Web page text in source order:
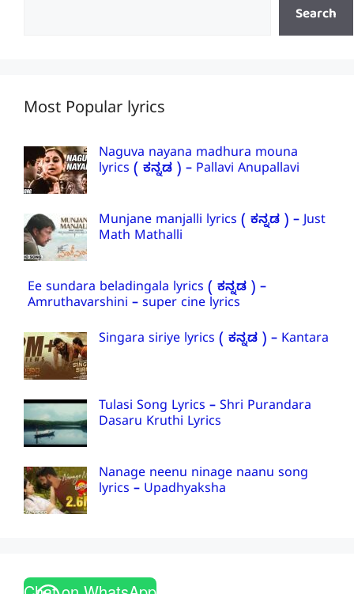
Search
Most Popular lyrics
Naguva nayana madhura mouna
lyrics ( ಕನ್ನಡ ) – Pallavi Anupallavi
Munjane manjalli lyrics ( ಕನ್ನಡ ) – Just
Math Mathalli
Ee sundara beladingala lyrics ( ಕನ್ನಡ ) –
Amruthavarshini – super cine lyrics
Singara siriye lyrics ( ಕನ್ನಡ ) – Kantara
Tulasi Song Lyrics – Shri Purandara
Dasaru Kruthi Lyrics
Nanage neenu ninage naanu song
lyrics – Upadhyaksha